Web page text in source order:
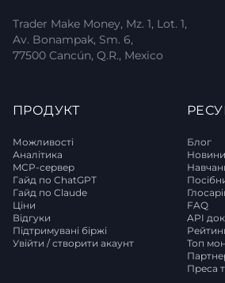
Trader Make Money, Mz. 1, Lot. 1,
Av. Bonampak, Sm. 6,
77500 Cancún, Q.R., Mexico
ПРОДУКТ
Можливості
Аналітика
MCP-сервер
Гайд по ChatGPT
Гайд по Claude
Ціни
Відгуки
Підтримувані біржі
Увійти / створити акаунт
Блог
Новини
FAQ
API
Топ
Преса